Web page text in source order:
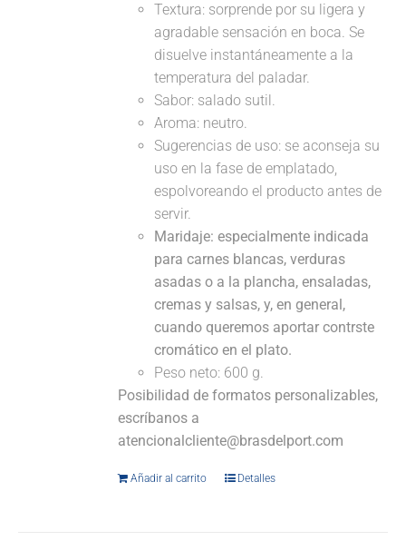
Textura: sorprende por su ligera y
agradable sensación en boca. Se
disuelve instantáneamente a la
temperatura del paladar.
Sabor: salado sutil.
Aroma: neutro.
Sugerencias de uso: se aconseja su
uso en la fase de emplatado,
espolvoreando el producto antes de
servir.
Maridaje: especialmente indicada
para carnes blancas, verduras
asadas o a la plancha, ensaladas,
cremas y salsas, y, en general,
cuando queremos aportar contrste
cromático en el plato.
Peso neto: 600 g.
Posibilidad de formatos personalizables,
escríbanos a
atencionalcliente@brasdelport.com
Añadir al carrito Detalles